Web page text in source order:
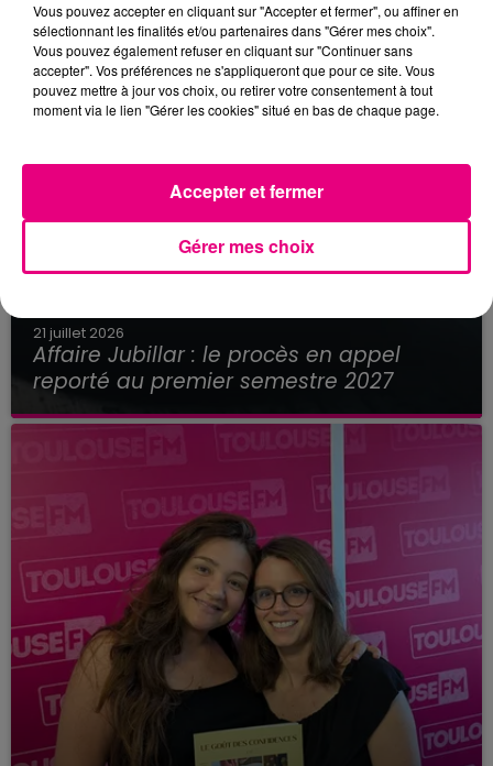
21 juillet 2026
Affaire Jubillar : le procès en appel
reporté au premier semestre 2027
Vous pouvez accepter en cliquant sur "Accepter et fermer", ou affiner en
sélectionnant les finalités et/ou partenaires dans "Gérer mes choix".
Vous pouvez également refuser en cliquant sur "Continuer sans
accepter". Vos préférences ne s'appliqueront que pour ce site. Vous
pouvez mettre à jour vos choix, ou retirer votre consentement à tout
moment via le lien "Gérer les cookies" situé en bas de chaque page.
Gérer mes choix
Accepter et fermer